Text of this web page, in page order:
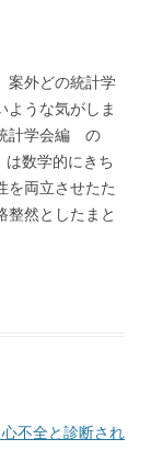
案外どの統計学
ような気がしま
統計学会編 の
は数学的にきち
を両立させたた
整然としたまと
不全と診断され